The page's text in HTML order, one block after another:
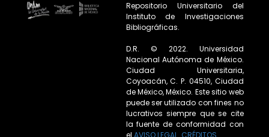
Repositorio Universitario del
Instituto de Investigaciones
Bibliográficas.
D.R. © 2022. Universidad
Nacional Autónoma de México.
Ciudad Universitaria,
Coyoacán, C. P. 04510, Ciudad
de México, México. Este sitio web
puede ser utilizado con fines no
lucrativos siempre que se cite
la fuente de conformidad con